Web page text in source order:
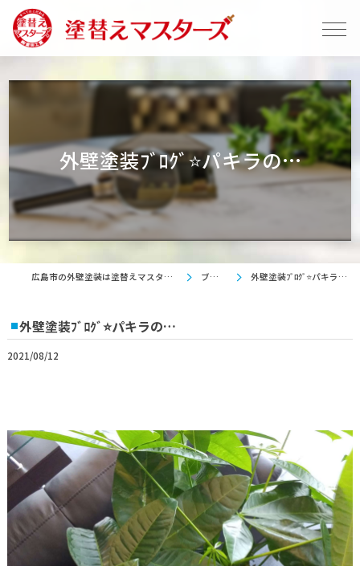
外壁塗装ﾌﾞﾛｸﾞ⭐パキラの…
広島市の外壁塗装は塗替えマスターズ ブログ 外壁塗装ﾌﾞﾛｸﾞ⭐パキラの…
外壁塗装ﾌﾞﾛｸﾞ⭐パキラの…
2021/08/12